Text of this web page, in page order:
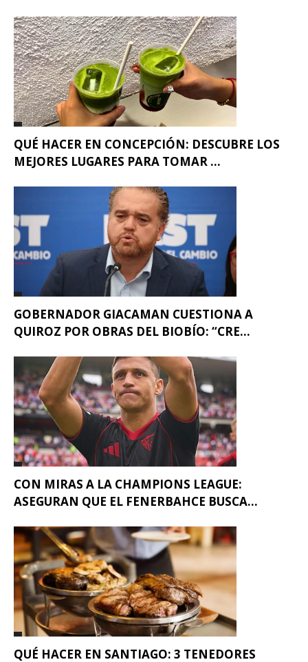
QUÉ HACER EN CONCEPCIÓN: DESCUBRE LOS
MEJORES LUGARES PARA TOMAR ...
GOBERNADOR GIACAMAN CUESTIONA A
QUIROZ POR OBRAS DEL BIOBÍO: “CRE...
CON MIRAS A LA CHAMPIONS LEAGUE:
ASEGURAN QUE EL FENERBAHCE BUSCA...
QUÉ HACER EN SANTIAGO: 3 TENEDORES